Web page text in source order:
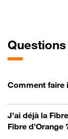
Comment faire
J’ai déjà la
Fibre d’Orange